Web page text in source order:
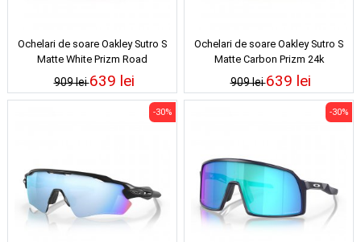
Ochelari de soare Oakley Sutro S
Matte White Prizm Road
909 lei639 lei
Ochelari de soare Oakley Sutro S
Matte Carbon Prizm 24k
909 lei639 lei
-30% -30%